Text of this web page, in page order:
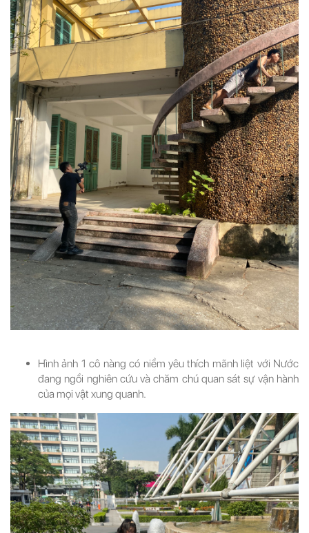
Hình ảnh 1 cô nàng có niềm yêu thích mãnh liệt với Nước
đang ngồi nghiên cứu và chăm chú quan sát sự vận hành
của mọi vật xung quanh.